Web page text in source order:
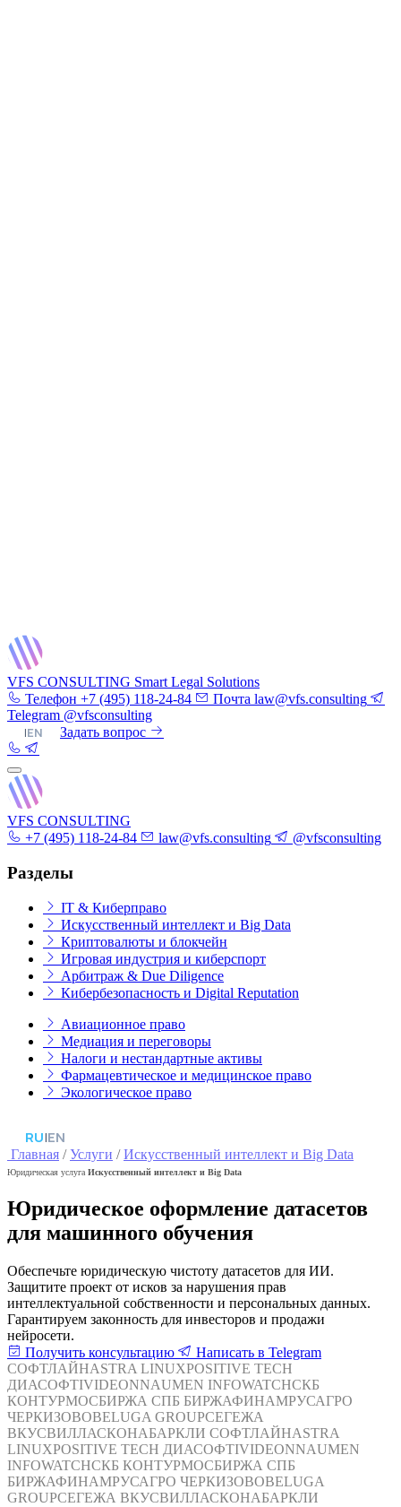
VFS CONSULTING Smart Legal Solutions
Телефон +7 (495) 118-24-84 Почта law@vfs.consulting
Telegram @vfsconsulting
|EN Задать вопрос
VFS CONSULTING
+7 (495) 118-24-84
law@vfs.consulting @vfsconsulting
Разделы
IT & Киберправо
Искусственный интеллект и Big Data
Криптовалюты и блокчейн
Игровая индустрия и киберспорт
Арбитраж & Due Diligence
Кибербезопасность и Digital Reputation
Авиационное право
Медиация и переговоры
Налоги и нестандартные активы
Фармацевтическое и медицинское право
Экологическое право
RU|EN
Главная /Услуги /Искусственный интеллект и Big Data
Юридическая услуга Искусственный интеллект и Big Data
Юридическое оформление датасетов
для машинного обучения
Обеспечьте юридическую чистоту датасетов для ИИ.
Защитите проект от исков за нарушения прав
интеллектуальной собственности и персональных данных.
Гарантируем законность для инвесторов и продажи
нейросети.
Получить консультацию
Написать в Telegram
СОФТЛАЙНASTRA LINUXPOSITIVE TECH
ДИАСОФТIVIDEONNAUMEN INFOWATCHСКБ
КОНТУРМОСБИРЖА СПБ БИРЖАФИНАМРУСАГРО
ЧЕРКИЗОВОBELUGA GROUPСЕГЕЖА
ВКУСВИЛЛАСКОНАБАРКЛИ СОФТЛАЙНASTRA
LINUXPOSITIVE TECH ДИАСОФТIVIDEONNAUMEN
INFOWATCHСКБ КОНТУРМОСБИРЖА СПБ
БИРЖАФИНАМРУСАГРО ЧЕРКИЗОВОBELUGA
GROUPСЕГЕЖА ВКУСВИЛЛАСКОНАБАРКЛИ